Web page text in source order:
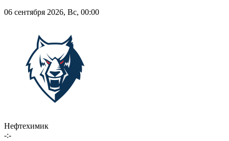
06 сентября 2026, Вс, 00:00
Нефтехимик
-:-